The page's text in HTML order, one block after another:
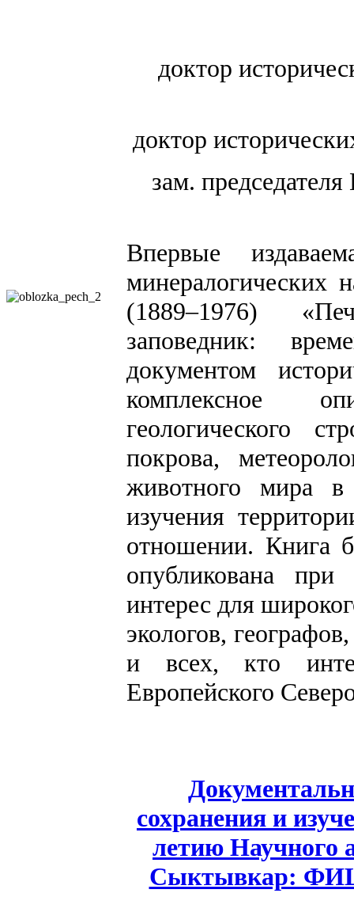
доктор
доктор
зам.
Впервые
минералогических
(1889–1976)
заповедник:
документом
комплексное
геологического
покрова,
животного мира
изучения
отношении. Книга
опубликована
интерес для
экологов,
и всех, кто
Европейского
сохранения и
летию
Сыктывкар: